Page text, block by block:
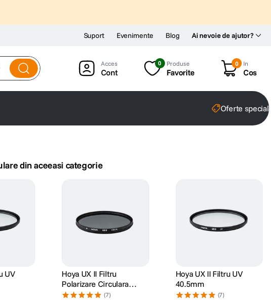
Ai nevoie de ajutor?
Suport Evenimente Blog
Cont
0 Produse
Favorite
0 In
Cos
Oferte
din aceeasi categorie
UV
Hoya UX II Filtru
Polarizare Circulara
58mm
(7)
Hoya UX II Filtru UV
40.5mm
(7)